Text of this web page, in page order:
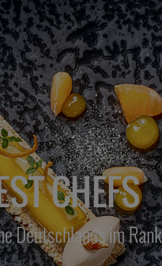
CHEFS
Deutschlands im